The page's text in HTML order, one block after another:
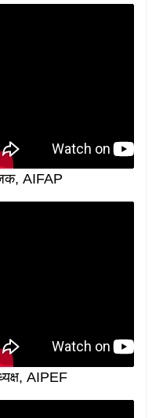
AIFAP
AIPEF